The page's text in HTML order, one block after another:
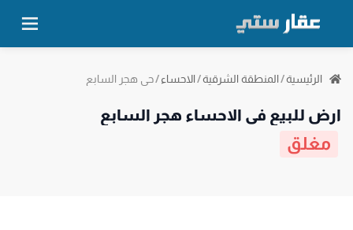
الرئيسية/المنطقة الشرقية/الاحساء/حي هجر السابع
ارض للبيع في الاحساء هجر السابع
مغلق